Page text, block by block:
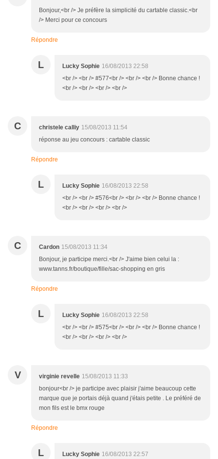
Bonjour,<br /> Je préfère la simplicité du cartable classic.<br
/> Merci pour ce concours
Répondre
L Lucky Sophie 16/08/2013 22:58
<br /> <br /> #577<br /> <br /> <br /> Bonne chance !
<br /> <br /> <br /> <br />
C christele calliy 15/08/2013 11:54
réponse au jeu concours : cartable classic
Répondre
L Lucky Sophie 16/08/2013 22:58
<br /> <br /> #576<br /> <br /> <br /> Bonne chance !
<br /> <br /> <br /> <br />
C Cardon 15/08/2013 11:34
Bonjour, je participe merci.<br /> J'aime bien celui la :
www.tanns.fr/boutique/fille/sac-shopping en gris
Répondre
L Lucky Sophie 16/08/2013 22:58
<br /> <br /> #575<br /> <br /> <br /> Bonne chance !
<br /> <br /> <br /> <br />
V virginie revelle 15/08/2013 11:33
bonjour<br /> je participe avec plaisir j'aime beaucoup cette
marque que je portais déjà quand j'étais petite . Le préféré de
mon fils est le bmx rouge
Répondre
L Lucky Sophie 16/08/2013 22:57